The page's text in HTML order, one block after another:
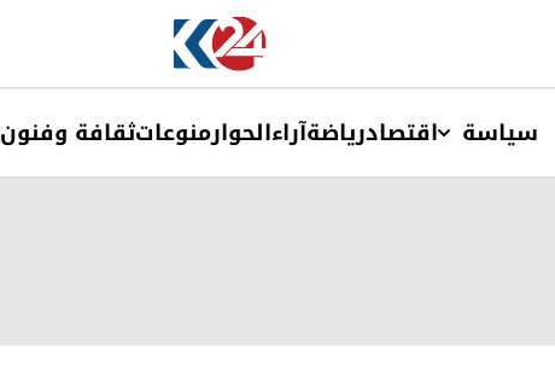
سیاسة اقتصادریاضةآراءالحوارمنوعاتثقافة وفنون